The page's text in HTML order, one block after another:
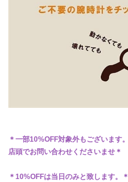
＊一部10%OFF対象外もございます。
店頭でお問い合わせくださいませ＊
＊10%OFFは当日のみと致します。＊